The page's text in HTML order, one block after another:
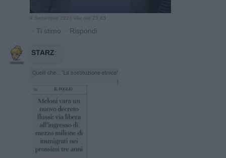
· Ti stimo · Rispondi
STARZ: